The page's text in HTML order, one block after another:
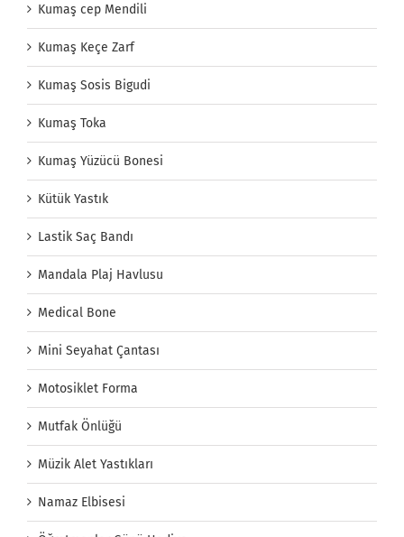
Kumaş cep Mendili
Kumaş Keçe Zarf
Kumaş Sosis Bigudi
Kumaş Toka
Kumaş Yüzücü Bonesi
Kütük Yastık
Lastik Saç Bandı
Mandala Plaj Havlusu
Medical Bone
Mini Seyahat Çantası
Motosiklet Forma
Mutfak Önlüğü
Müzik Alet Yastıkları
Namaz Elbisesi